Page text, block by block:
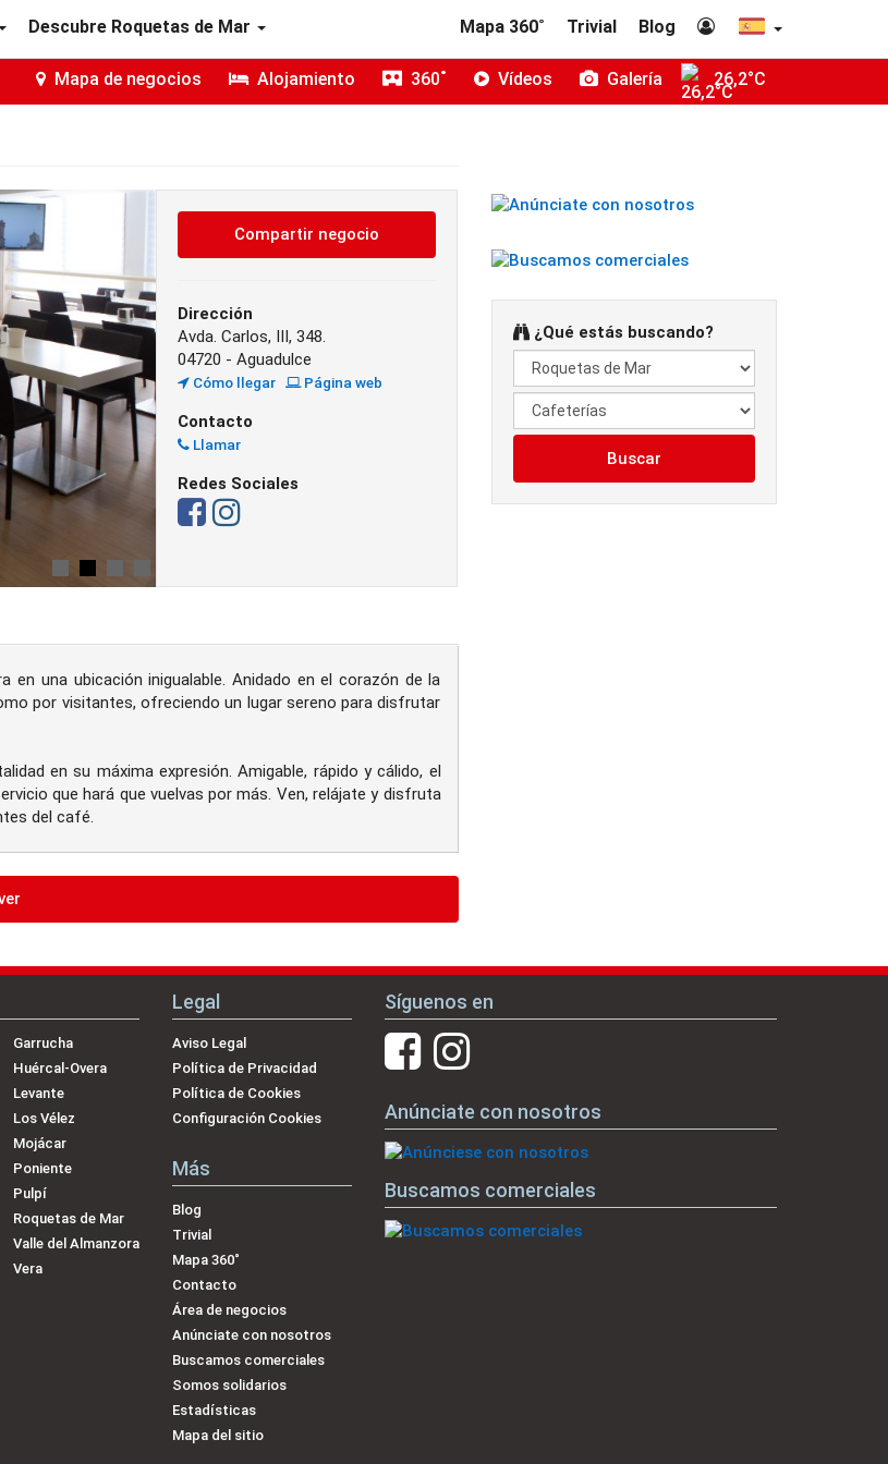
Descubre Roquetas de Mar Mapa 360˚ Trivial Blog
Mapa de negocios Alojamiento 360˚ Vídeos Galería 26,2°C
Compartir negocio
Dirección
Avda. Carlos, III, 348.
04720 - Aguadulce
Cómo llegar Página web
Contacto
Llamar
Redes Sociales
en una ubicación inigualable. Anidado en el corazón de la
por visitantes, ofreciendo un lugar sereno para disfrutar
en su máxima expresión. Amigable, rápido y cálido, el
que hará que vuelvas por más. Ven, relájate y disfruta
del café.
¿Qué estás buscando?
Buscar
Garrucha
Huércal-Overa
Levante
Los Vélez
Mojácar
Poniente
Pulpí
Roquetas de Mar
Valle del Almanzora
Vera
Legal
Aviso Legal
Política de Privacidad
Política de Cookies
Configuración Cookies
Más
Blog
Trivial
Mapa 360˚
Contacto
Área de negocios
Anúnciate con nosotros
Buscamos comerciales
Somos solidarios
Estadísticas
Mapa del sitio
Síguenos en
Anúnciate con nosotros
Buscamos comerciales